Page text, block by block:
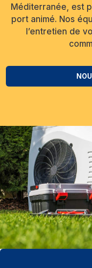
Méditerranée, est
port animé. Nos
l’entretien de